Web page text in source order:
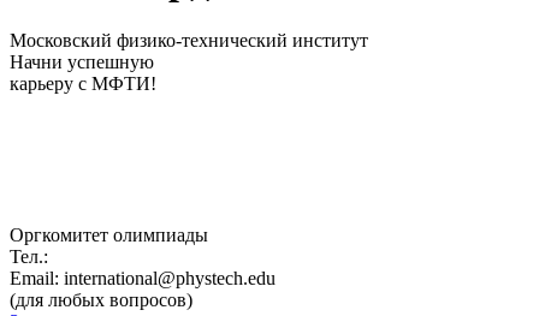
Московский физико-технический институт
Начни успешную
карьеру с МФТИ!
Оргкомитет олимпиады
Тел.:
Email: international@phystech.edu
(для любых вопросов)